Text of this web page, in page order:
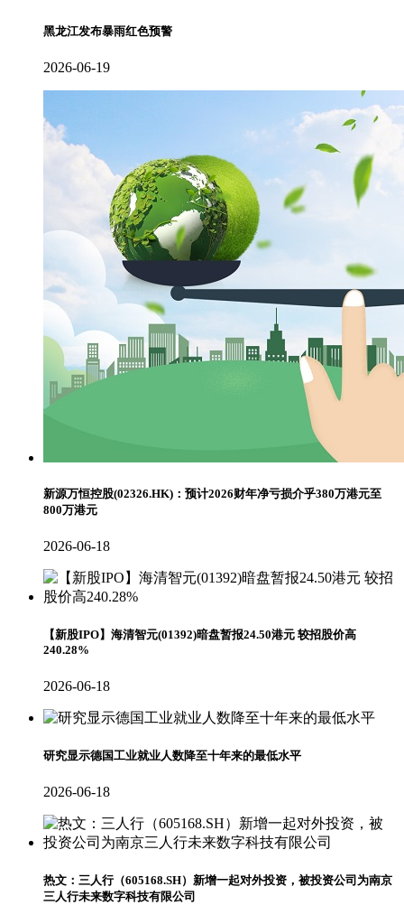
黑龙江发布暴雨红色预警
2026-06-19
新源万恒控股(02326.HK)：预计2026财年净亏损介乎380万港元至
800万港元
2026-06-18
【新股IPO】海清智元(01392)暗盘暂报24.50港元 较招股价高
240.28%
2026-06-18
研究显示德国工业就业人数降至十年来的最低水平
2026-06-18
热文：三人行（605168.SH）新增一起对外投资，被投资公司为南京
三人行未来数字科技有限公司